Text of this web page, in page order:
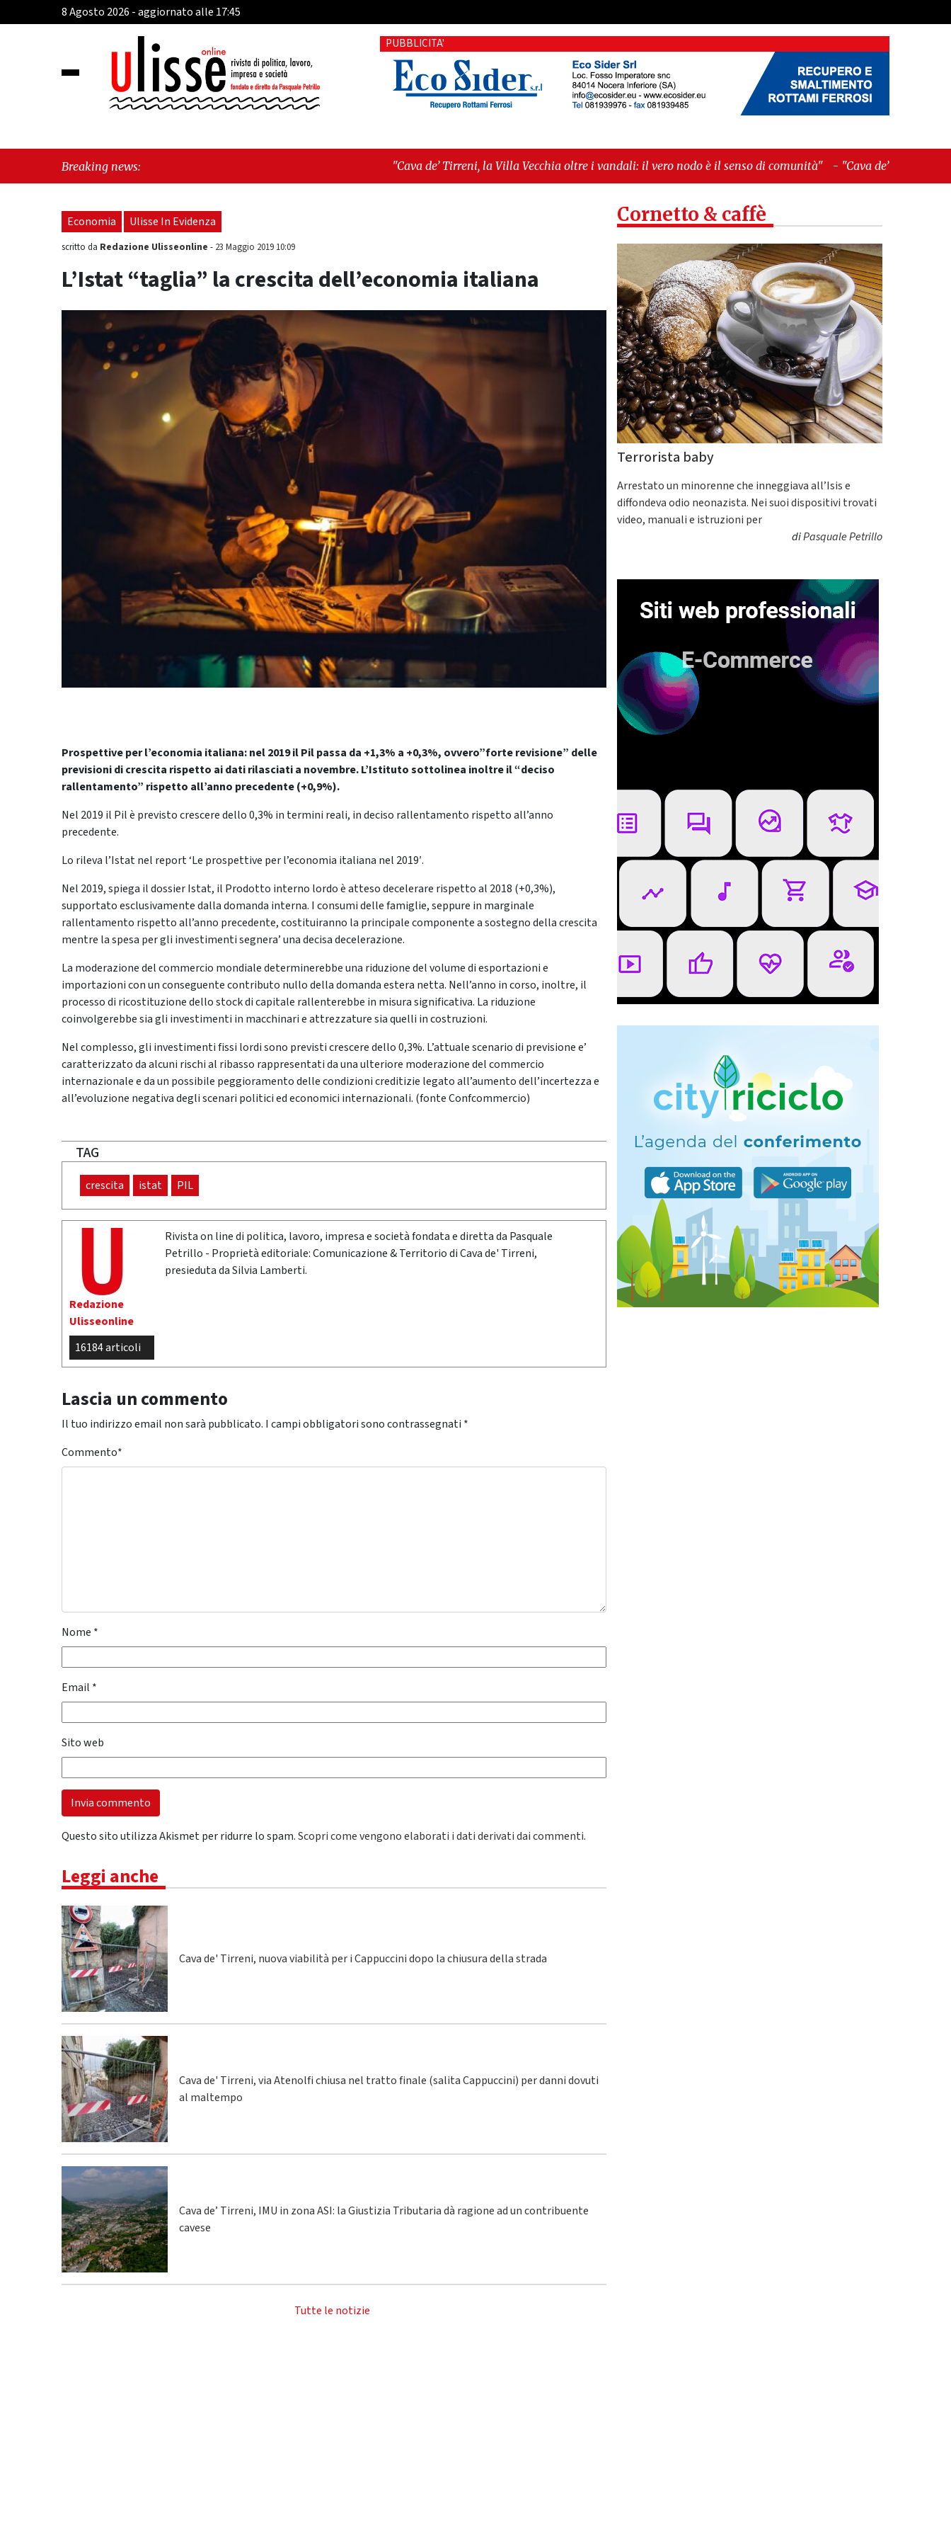
8 Agosto 2026 - aggiornato alle 17:45
PUBBLICITA'
Breaking news: "Cava de’ Tirreni, la Villa Vecchia oltre i vandali: il vero nodo è il senso di comunità" -"Cava de’ Tirreni, La Fratellanza
sull'ultima seduta consiliare: “Serve chiarezza!”"
Economia Ulisse In Evidenza
scritto da Redazione Ulisseonline - 23 Maggio 2019 10:09
L’Istat “taglia” la crescita dell’economia italiana
Prospettive per l’economia italiana: nel 2019 il Pil passa da +1,3% a +0,3%, ovvero”forte revisione” delle
previsioni di crescita rispetto ai dati rilasciati a novembre. L’Istituto sottolinea inoltre il “deciso
rallentamento” rispetto all’anno precedente (+0,9%).
Nel 2019 il Pil è previsto crescere dello 0,3% in termini reali, in deciso rallentamento rispetto all’anno
precedente.
Lo rileva l’Istat nel report ‘Le prospettive per l’economia italiana nel 2019′.
Nel 2019, spiega il dossier Istat, il Prodotto interno lordo è atteso decelerare rispetto al 2018 (+0,3%),
supportato esclusivamente dalla domanda interna. I consumi delle famiglie, seppure in marginale
rallentamento rispetto all’anno precedente, costituiranno la principale componente a sostegno della crescita
mentre la spesa per gli investimenti segnera’ una decisa decelerazione.
La moderazione del commercio mondiale determinerebbe una riduzione del volume di esportazioni e
importazioni con un conseguente contributo nullo della domanda estera netta. Nell’anno in corso, inoltre, il
processo di ricostituzione dello stock di capitale rallenterebbe in misura significativa. La riduzione
coinvolgerebbe sia gli investimenti in macchinari e attrezzature sia quelli in costruzioni.
Nel complesso, gli investimenti fissi lordi sono previsti crescere dello 0,3%. L’attuale scenario di previsione e’
caratterizzato da alcuni rischi al ribasso rappresentati da una ulteriore moderazione del commercio
internazionale e da un possibile peggioramento delle condizioni creditizie legato all’aumento dell’incertezza e
all’evoluzione negativa degli scenari politici ed economici internazionali. (fonte Confcommercio)
TAG
crescita istat PIL
Redazione
Ulisseonline
16184 articoli
Rivista on line di politica, lavoro, impresa e società fondata e diretta da Pasquale
Petrillo - Proprietà editoriale: Comunicazione & Territorio di Cava de' Tirreni,
presieduta da Silvia Lamberti.
Lascia un commento
Il tuo indirizzo email non sarà pubblicato. I campi obbligatori sono contrassegnati *
Commento*
Nome *
Email *
Sito web
Questo sito utilizza Akismet per ridurre lo spam.Scopri come vengono elaborati i dati derivati dai commenti.
Leggi anche
Cava de' Tirreni, nuova viabilità per i Cappuccini dopo la chiusura della strada
Cava de' Tirreni, via Atenolfi chiusa nel tratto finale (salita Cappuccini) per danni dovuti
al maltempo
Cava de’ Tirreni, IMU in zona ASI: la Giustizia Tributaria dà ragione ad un contribuente
cavese
Tutte le notizie
Cornetto & caffè
Terrorista baby
Arrestato un minorenne che inneggiava all’Isis e
diffondeva odio neonazista. Nei suoi dispositivi trovati
video, manuali e istruzioni per
diPasquale Petrillo